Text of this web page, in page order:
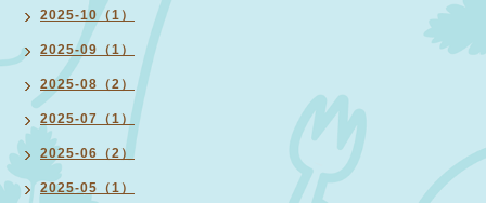
2025-10（1）
2025-09（1）
2025-08（2）
2025-07（1）
2025-06（2）
2025-05（1）